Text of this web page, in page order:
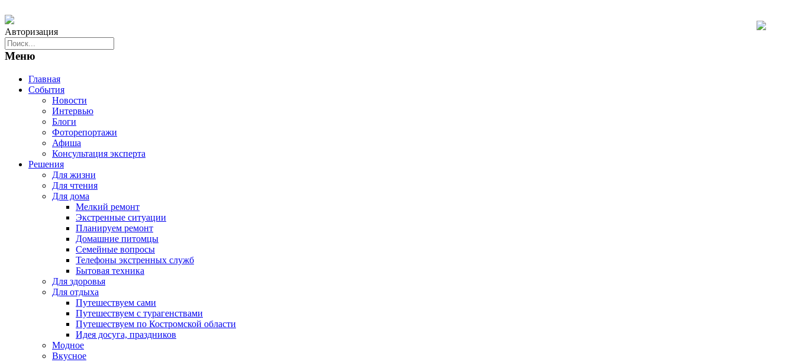
Авторизация
Меню
Главная
События
Новости
Интервью
Блоги
Фоторепортажи
Афиша
Консультация эксперта
Решения
Для жизни
Для чтения
Для дома
Мелкий ремонт
Экстренные ситуации
Планируем ремонт
Домашние питомцы
Семейные вопросы
Телефоны экстренных служб
Бытовая техника
Для здоровья
Для отдыха
Путешествуем сами
Путешествуем с турагенствами
Путешествуем по Костромской области
Идея досуга, праздников
Модное
Вкусное